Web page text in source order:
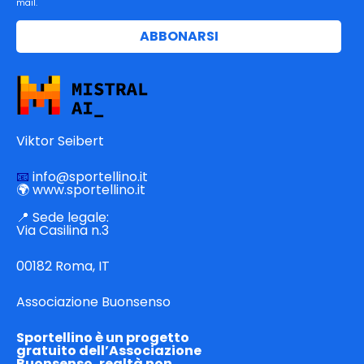
la
newsletter
mail.
mail.
ABBONARSI
Viktor Seibert‭
📧 info@sportellino.it
🌍www.sportellino.it
📍 Sede legale:
Via Casilina n.3
00182 Roma, IT
Associazione Buonsenso
Sportellino è un progetto
gratuito dell’Associazione